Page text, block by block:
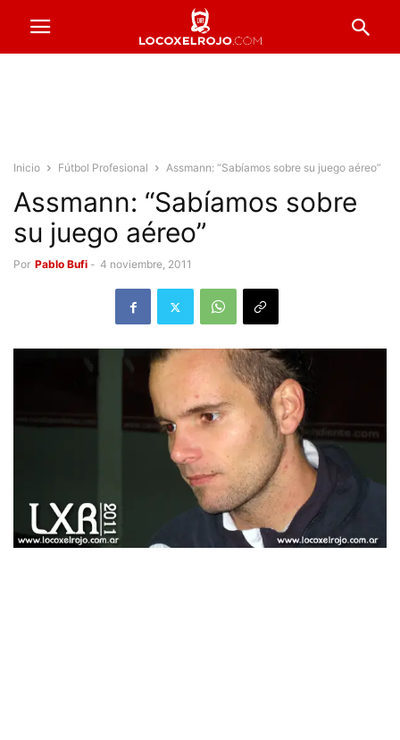
Inicio Fútbol Profesional Assmann: “Sabíamos sobre su juego aéreo”
Assmann: “Sabíamos sobre
su juego aéreo”
Por Pablo Bufi - 4 noviembre, 2011